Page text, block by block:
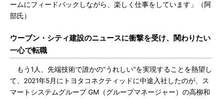
ームにフィードバックしながら、楽しく仕事をしています」（阿
部氏）
ウーブン・シティ建設のニュースに衝撃を受け、関わりたい
一心で転職
もう1人、先端技術で誰かの“うれしい”を実現することを熱望し
て、2021年5月にトヨタコネクティッドに中途入社したのが、ス
マートシステムグループ GM（グループマネージャー）の高柳和